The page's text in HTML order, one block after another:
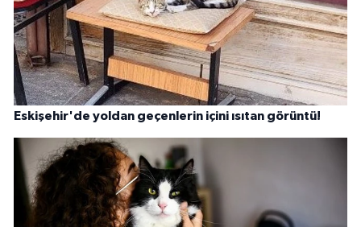
Eskişehir'de yoldan geçenlerin içini ısıtan görüntü!